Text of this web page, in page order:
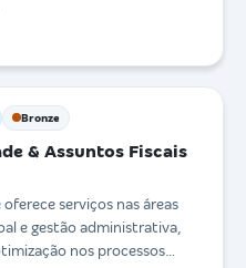
Bronze
& Assuntos Fiscais
serviços nas áreas
e gestão administrativa,
nos processos